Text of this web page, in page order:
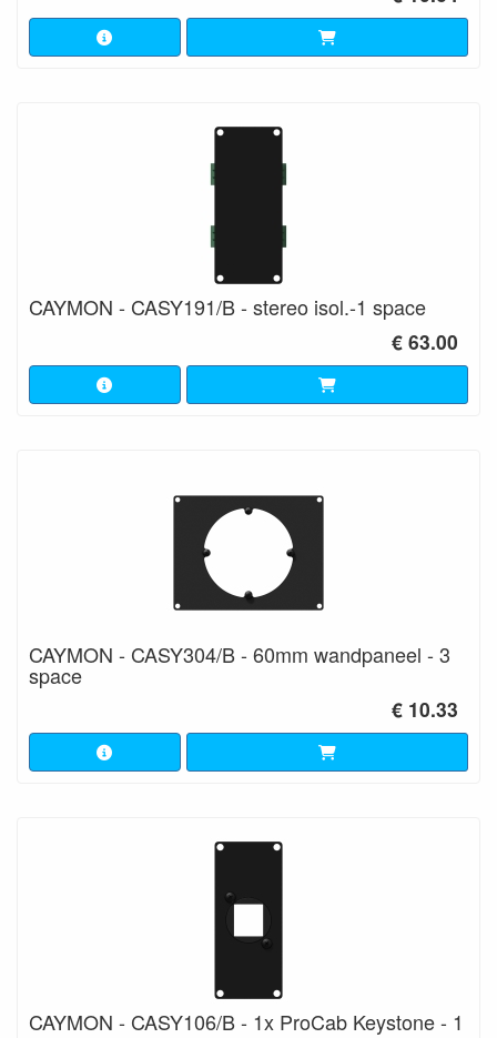
CAYMON - CASY191/B - stereo isol.-1 space
€ 63.00
CAYMON - CASY304/B - 60mm wandpaneel - 3
space
€ 10.33
CAYMON - CASY106/B - 1x ProCab Keystone - 1